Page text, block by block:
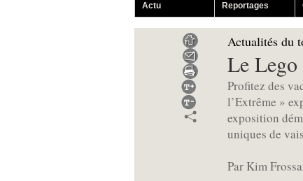
Actu Reportages
Actualités du
Le Lego
Profitez des
l’Extrême »
exposition
uniques de
Par Kim